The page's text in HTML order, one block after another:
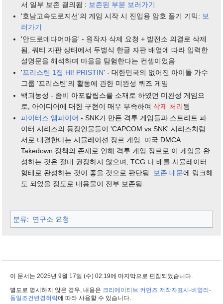
서 일부 보존 결의됨 : 보존된 부분 보러가기
'호남고속도로지선'의 게임 시작 시 진입용 암호 풀기 기믹: 보
러가기
'안드로메다어마을' - 원작자 삭제 요청 + 발전소 의결로 삭제
됨, 쿼티 자판 상태에서 두벌식 한글 자판 배열에 따라 입력한
설명문을 해석하며 마을을 탐험한다는 컨셉이었음
'프리스틴 1집 HI! PRISTIN' - 대한민국의 없어진 아이돌 가수
그룹 '프리스틴'의 활동에 관한 미완성 퀴즈 게임
백괴농성 - 좀비 아포칼립스를 소재로 하였던 미완성 게임으
로, 아이디어에 대한 구현이 매우 부족하여 삭제 처리됨
파이터즈 엠파이어 - SNK가 만든 격투 게임들과 스트리트 파
이터 시리즈의 등장인물들이 'CAPCOM vs SNK' 시리즈처럼
서로 대결한다는 시뮬레이션 장르 게임. 미국 DMCA
Takedown 정책의 존재로 인해 격투 게임 장르로 이 게임을 완
성하는 것은 절대 권장하지 않으며, TCG 나 배틀 시뮬레이터
형태로 완성하는 것이 좋을 것으로 판단됨.
보존:대문에 링크해
도 되었을 정도로 내용물이 전부 보존됨.
분류: 연구소 요청
이 문서는 2025년 9월 17일 (수) 02:19에 마지막으로 편집되었습니다.
별도로 명시하지 않은 경우, 내용은 크리에이티브 커먼즈 저작자표시-비영리-
동일조건변경허락에 따라 사용할 수 있습니다.